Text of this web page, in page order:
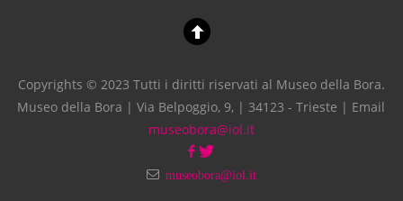
Copyrights © 2023 Tutti i diritti riservati al Museo della Bora.
Museo della Bora | Via Belpoggio, 9, | 34123 - Trieste | Email
museobora@iol.it
museobora@iol.it